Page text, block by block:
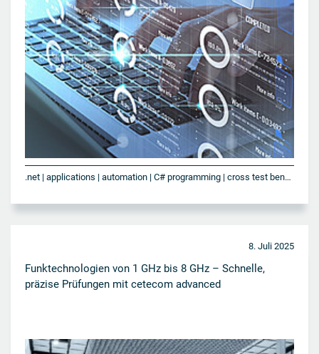
.net | applications | automation | C# programming | cross test bench | customized test solutions | experience | in-house | interface definition | interoperability | kundenspezifische Softwarelösungen | laboratory | Programmierung | programming | protocol testing | robotic systems | software | Software Anwendungen | software development | software engineering | software skills | software solutions | Softwareabteilung | troubleshooting | turnkey solutions
8. Juli 2025
Funktechnologien von 1 GHz bis 8 GHz – Schnelle,
präzise Prüfungen mit cetecom advanced